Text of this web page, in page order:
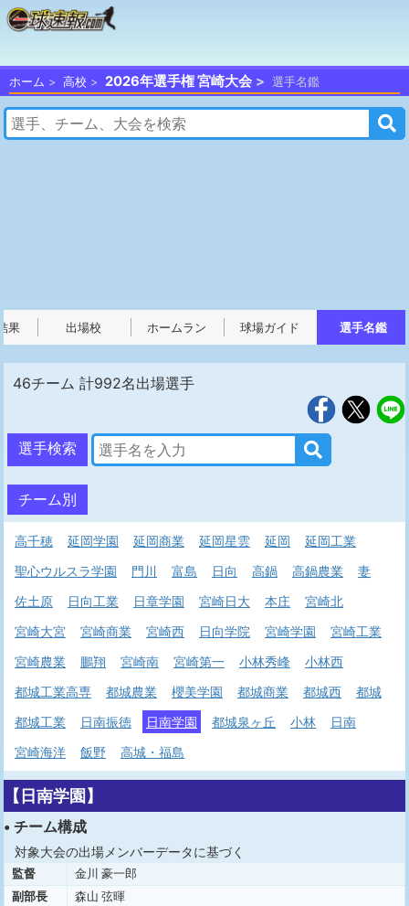
ホーム 高校 2026年選手権 宮崎大会 選手名鑑
果 出場校 ホームラン 球場ガイド 選手名鑑
46チーム 計992名出場選手
選手検索
チーム別
高千穂 延岡学園 延岡商業 延岡星雲 延岡
延岡工業
聖心ウルスラ学園
門川 富島 日向 高鍋 高鍋農業
妻
佐土原
日向工業 日章学園 宮崎日大 本庄
宮崎北
宮崎大宮
宮崎商業 宮崎西 日向学院 宮崎学園
宮崎工業
宮崎農業
鵬翔 宮崎南 宮崎第一 小林秀峰
小林西
都城工業高専
都城農業 櫻美学園 都城商業 都城西
都城
都城工業
日南振徳 日南学園 都城泉ヶ丘 小林
日南
宮崎海洋
飯野 高城・福島
【日南学園】
• チーム構成
対象大会の出場メンバーデータに基づく
監督
金川 豪一郎
副部長
森山 弦暉